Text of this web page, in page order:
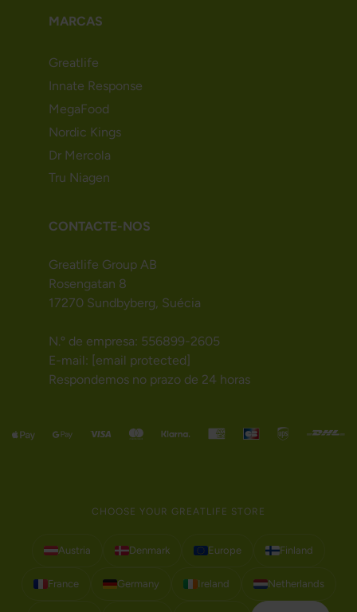
MARCAS
Greatlife
Innate Response
MegaFood
Nordic Kings
Dr Mercola
Tru Niagen
CONTACTE-NOS
Greatlife Group AB
Rosengatan 8
17270 Sundbyberg, Suécia
N.º de empresa: 556899-2605
E-mail: [email protected]
Respondemos no prazo de 24 horas
CHOOSE YOUR GREATLIFE STORE
Austria Denmark Europe Finland
France Germany Ireland Netherlands